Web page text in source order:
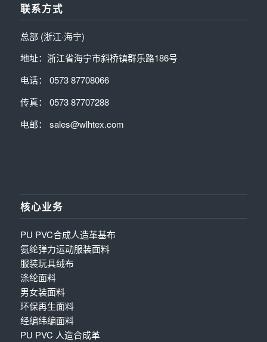
联系方式
总部 (浙江·海宁)
地址：浙江省海宁市斜桥镇群乐路186号
电话： 0573 87708066
传真： 0573 87707288
电邮： sales@wlhtex.com
核心业务
PU PVC合成人造革基布
氨纶弹力运动服装面料
服装玩具绒布
涤纶面料
男女装面料
环保再生面料
经编纬编面料
PU PVC 人造合成革